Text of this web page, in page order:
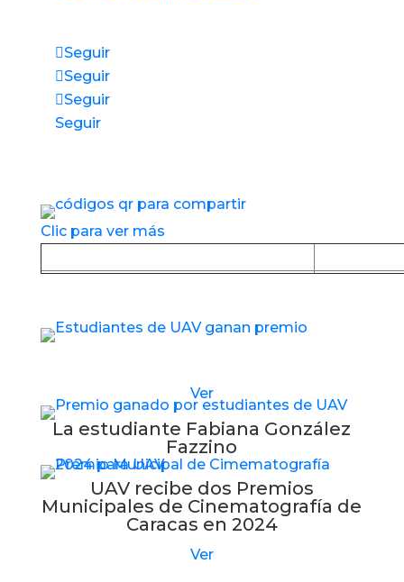
Seguir
Seguir
Seguir
Seguir
Clic para ver más
Ver
La estudiante Fabiana González
Fazzino
UAV recibe dos Premios
Municipales de Cinematografía de
Caracas en 2024
Ver